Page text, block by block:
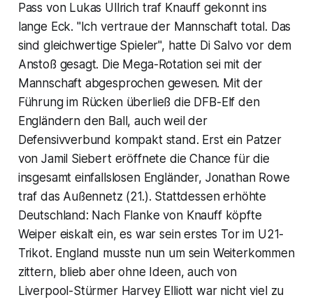
Pass von Lukas Ullrich traf Knauff gekonnt ins
lange Eck. "Ich vertraue der Mannschaft total. Das
sind gleichwertige Spieler", hatte Di Salvo vor dem
Anstoß gesagt. Die Mega-Rotation sei mit der
Mannschaft abgesprochen gewesen. Mit der
Führung im Rücken überließ die DFB-Elf den
Engländern den Ball, auch weil der
Defensivverbund kompakt stand. Erst ein Patzer
von Jamil Siebert eröffnete die Chance für die
insgesamt einfallslosen Engländer, Jonathan Rowe
traf das Außennetz (21.). Stattdessen erhöhte
Deutschland: Nach Flanke von Knauff köpfte
Weiper eiskalt ein, es war sein erstes Tor im U21-
Trikot. England musste nun um sein Weiterkommen
zittern, blieb aber ohne Ideen, auch von
Liverpool-Stürmer Harvey Elliott war nicht viel zu